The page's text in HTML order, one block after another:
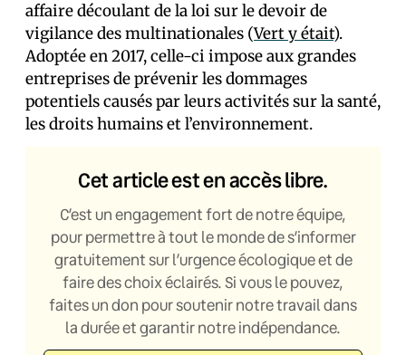
affaire découlant de la loi sur le devoir de
vigilance des multinationales (Vert y était).
Adoptée en 2017, celle-ci impose aux grandes
entreprises de prévenir les dommages
potentiels causés par leurs activités sur la santé,
les droits humains et l’environnement.
Cet article est en accès libre.
C’est un engagement fort de notre équipe,
pour permettre à tout le monde de s’informer
gratuitement sur l’urgence écologique et de
faire des choix éclairés. Si vous le pouvez,
faites un don pour soutenir notre travail dans
la durée et garantir notre indépendance.